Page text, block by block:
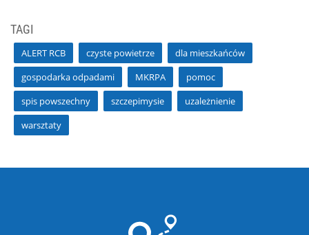
TAGI
ALERT RCB czyste powietrze
dla mieszkańców
gospodarka odpadami
MKRPA
pomoc
spis powszechny
szczepimysie
uzależnienie
warsztaty